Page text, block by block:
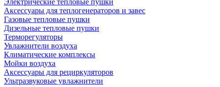
Электрические тепловые пушки
Аксессуары для теплогенераторов и завес
Газовые тепловые пушки
Дизельные тепловые пушки
Терморегуляторы
Увлажнители воздуха
Климатические комплексы
Мойки воздуха
Аксессуары для рециркуляторов
Ультразвуковые увлажнители